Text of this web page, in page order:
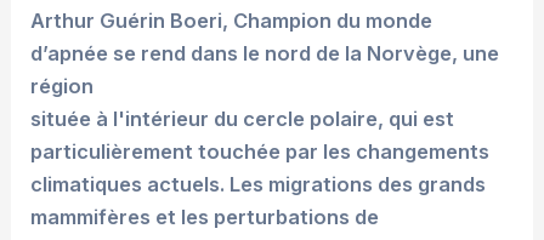
Arthur Guérin Boeri, Champion du monde
d’apnée se rend dans le nord de la Norvège, une
région
située à l'intérieur du cercle polaire, qui est
particulièrement touchée par les changements
climatiques actuels. Les migrations des grands
mammifères et les perturbations de